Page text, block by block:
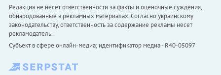
Редакция не несет ответственности за факты и оценочные суждения,
обнародованные в рекламных материалах. Согласно украинскому
законодательству, ответственность за содержание рекламы несет
рекламодатель.
Субъект в сфере онлайн-медиа; идентификатор медиа - R40-05097